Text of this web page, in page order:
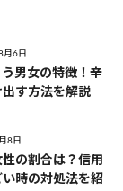
月6日
男女の特徴！辛
す方法を解説
8日
の割合は？信用
時の対処法を紹